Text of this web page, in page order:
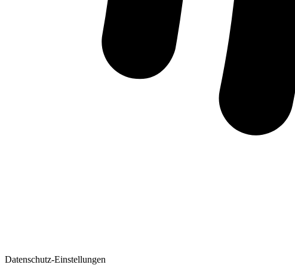
Datenschutz-Einstellungen